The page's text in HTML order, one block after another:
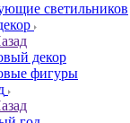
светильников
декор
фигуры